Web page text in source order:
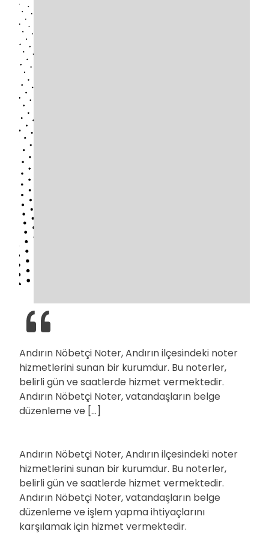
Andırın Nöbetçi Noter, Andırın ilçesindeki noter
hizmetlerini sunan bir kurumdur. Bu noterler,
belirli gün ve saatlerde hizmet vermektedir.
Andırın Nöbetçi Noter, vatandaşların belge
düzenleme ve […]
Andırın Nöbetçi Noter, Andırın ilçesindeki noter
hizmetlerini sunan bir kurumdur. Bu noterler,
belirli gün ve saatlerde hizmet vermektedir.
Andırın Nöbetçi Noter, vatandaşların belge
düzenleme ve işlem yapma ihtiyaçlarını
karşılamak için hizmet vermektedir.